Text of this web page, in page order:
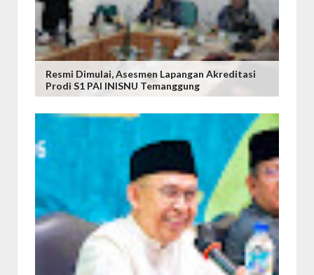
Resmi Dimulai, Asesmen Lapangan Akreditasi
Prodi S1 PAI INISNU Temanggung